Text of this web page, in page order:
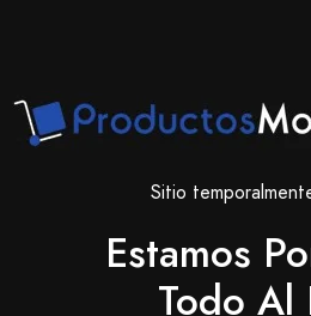
Sitio
Estamos
Todo Al